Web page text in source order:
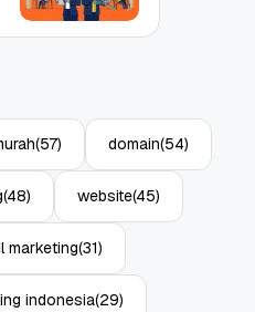
(57) domain(54)
(48) website(45)
marketing(31)
indonesia(29)